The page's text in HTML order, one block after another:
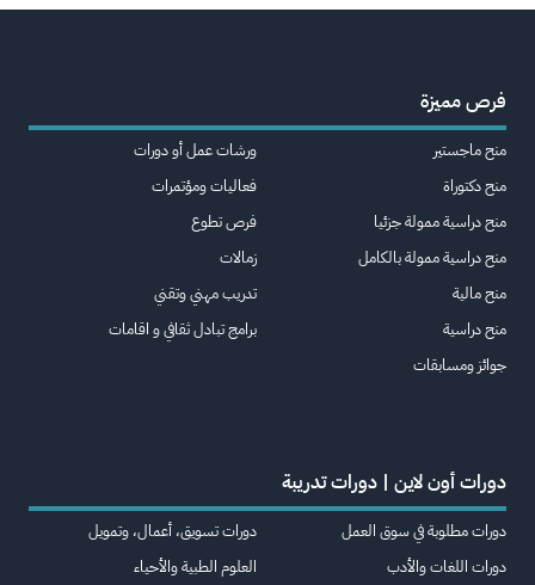
فرص مميزة
منح ماجستير
منح دكتوراة
منح دراسية ممولة جزئيا
منح دراسية ممولة بالكامل
منح مالية
منح دراسية
جوائز ومسابقات
ورشات عمل أو دورات
فعاليات ومؤتمرات
فرص تطوع
زمالات
تدريب مهني وتقني
برامج تبادل ثقافي و اقامات
دورات أون لاين | دورات تدريبة
دورات مطلوبة في سوق العمل
دورات اللغات والأدب
دورات تسويق، أعمال، وتمويل
العلوم الطبية والأحياء